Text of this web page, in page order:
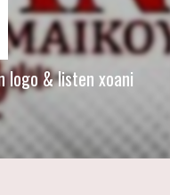
logo & listen xoani